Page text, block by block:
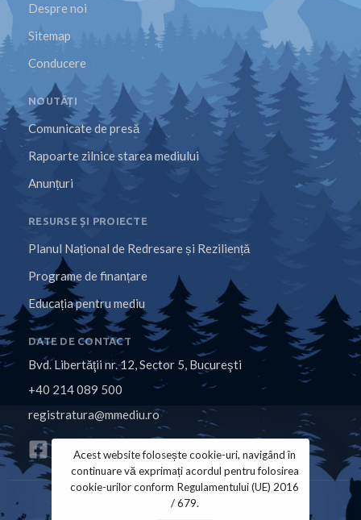
Despre noi
Sitemap
Conducere
NOUTĂȚI
Comunicate de presă
Rapoarte zilnice starea mediului
Anunțuri
RESURSE ȘI PROIECTE
Planul Național de Redresare și Reziliență
Programe de finanțare
Educația pentru mediu
DATE DE CONTACT
Bvd. Libertăţii nr. 12, Sector 5, Bucureşti
+40 214 089 500
registratura@mmediu.ro
Acest website folosește cookie-uri, navigând în
continuare vă exprimați acordul pentru folosirea
cookie-urilor conform Regulamentului (UE) 2016
/ 679.